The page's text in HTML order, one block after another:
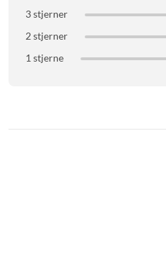
3 stjerner
2 stjerner
1 stjerne